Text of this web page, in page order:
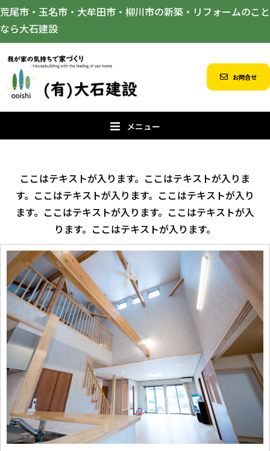
荒尾市・玉名市・大牟田市・柳川市の新築・リフォームのこと
なら大石建設
お問合せ
メニュー
ここはテキストが入ります。ここはテキストが入りま
す。ここはテキストが入ります。ここはテキストが入り
ます。ここはテキストが入ります。ここはテキストが入
ります。ここはテキストが入ります。